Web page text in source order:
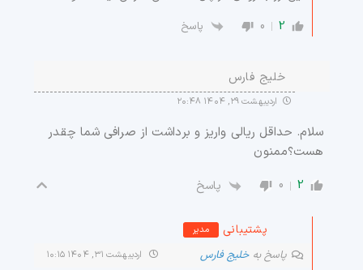
2
0 پاسخ
خلیج فارس
اردیبهشت ۲۹, ۱۴۰۴ ۲۰:۴۸
سلام. حداقل ریالی واریز و برداشت از صرافی شما چقدر
هست؟ممنون
2
0 پاسخ
پشتیبانی مدیر
پاسخ بهخلیج فارس اردیبهشت ۳۱, ۱۴۰۴ ۱۰:۱۵